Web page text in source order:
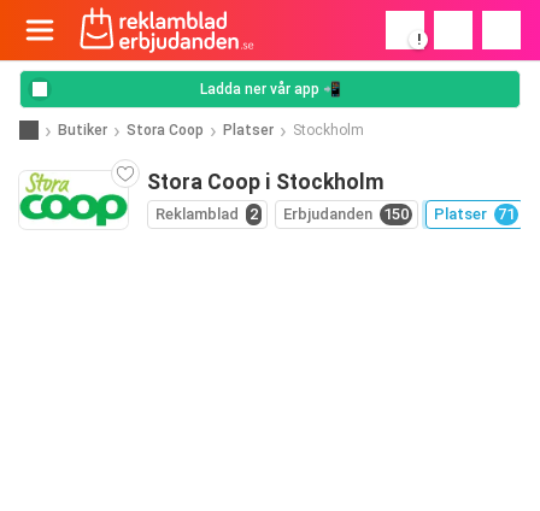
!
Ladda ner vår app 📲
Butiker Stora Coop Platser Stockholm
Stora Coop i Stockholm
Reklamblad 2 Erbjudanden 150 Platser 71